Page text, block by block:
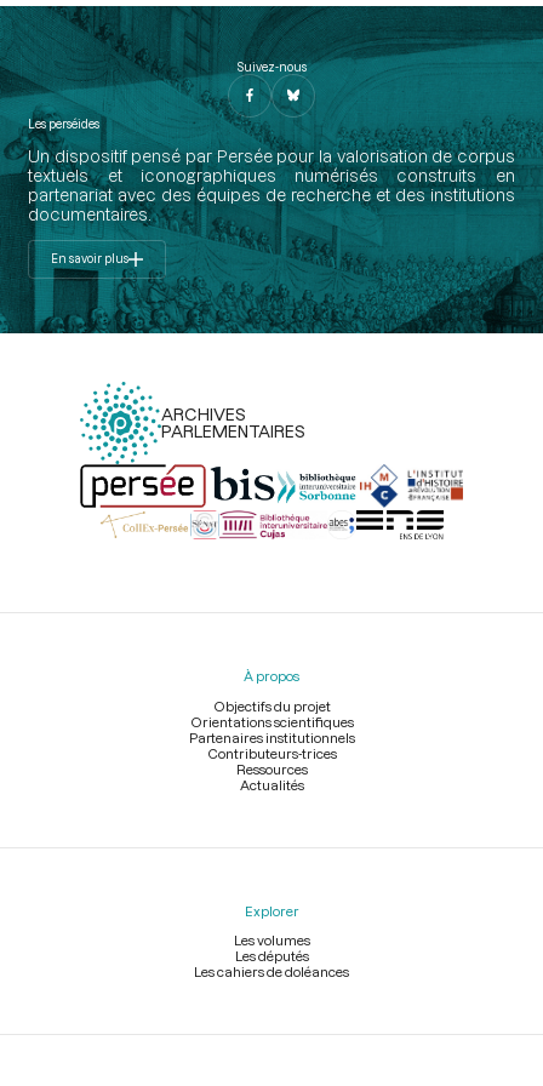
Suivez-nous
Les perséides
Un dispositif pensé par Persée pour la valorisation de corpus
textuels et iconographiques numérisés construits en
partenariat avec des équipes de recherche et des institutions
documentaires.
En savoir plus
ARCHIVES
PARLEMENTAIRES
Menu
À propos
Objectifs du projet
Orientations scientifiques
Partenaires institutionnels
Contributeurs-trices
Ressources
Actualités
Explorer
Les volumes
Les députés
Les cahiers de doléances